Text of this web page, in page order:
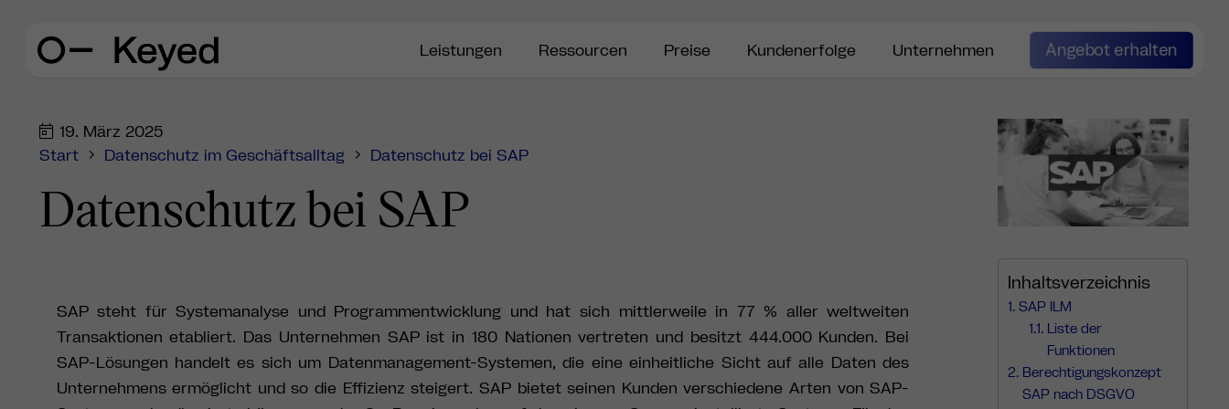
Leistungen Ressourcen Preise Kundenerfolge Unternehmen Angebot erhalten
19. März 2025
Start
Datenschutz im Geschäftsalltag Datenschutz bei SAP
Datenschutz bei SAP
SAP steht für Systemanalyse und Programmentwicklung und hat sich mittlerweile in 77 % aller weltweiten
Transaktionen etabliert. Das Unternehmen SAP ist in 180 Nationen vertreten und besitzt 444.000 Kunden. Bei
SAP-Lösungen handelt es sich um Datenmanagement-Systemen, die eine einheitliche Sicht auf alle Daten des
Unternehmens ermöglicht und so die Effizienz steigert. SAP bietet seinen Kunden verschiedene Arten von SAP-
Inhaltsverzeichnis
SAP ILM
Liste der
Funktionen
Berechtigungskonzept
SAP nach DSGVO